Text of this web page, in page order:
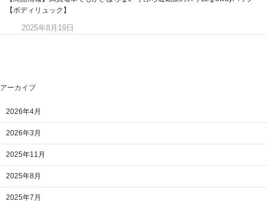
【ボディリュック】
2025年8月19日
アーカイブ
2026年4月
2026年3月
2025年11月
2025年8月
2025年7月